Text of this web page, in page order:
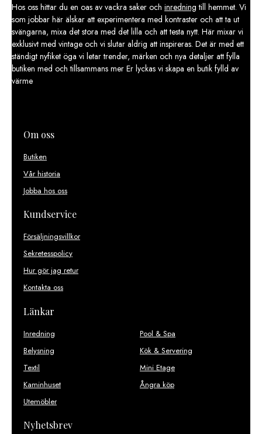
Hos oss hittar du en oas av vackra saker och inredning till hemmet. Vi
som jobbar här älskar att experimentera med kontraster och att ta ut
svängarna, mixa det stora med det lilla och att testa nytt. Här mixar vi
exklusivt med vintage och vi slutar aldrig att inspireras. Det är med ett
ständigt nyfiket öga vi letar trender, märken och nya detaljer att fylla
butiken med och tillsammans mer Er lyckas vi skapa en butik fylld av
värme
Om oss
Butiken
Vår historia
Jobba hos oss
Kundservice
Försäljningsvillkor
Sekretesspolicy
Hur gör jag retur
Kontakta oss
Länkar
Inredning
Belysning
Textil
Kaminhuset
Utemöbler
Pool & Spa
Kök & Servering
Mini Etage
Ångra köp
Nyhetsbrev